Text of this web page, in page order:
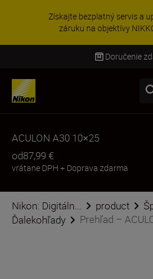
Získajte bezplatný servis a
záruku na objektívy
Doručenie
ACULON A30 10×25
od87,99 €
vrátane DPH + Doprava zdarma
Nikon: Digitáln... product
Ďalekohľady
Prehľad –